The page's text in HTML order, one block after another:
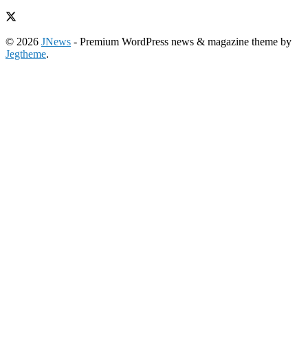
© 2026 JNews - Premium WordPress news & magazine theme by
Jegtheme.